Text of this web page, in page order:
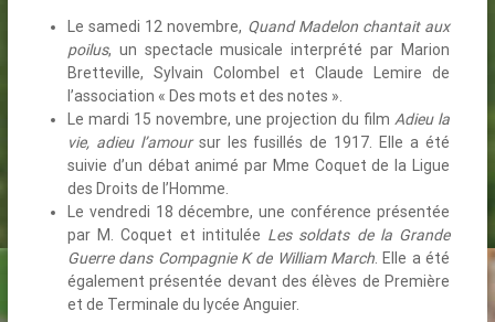
Le samedi 12 novembre, Quand Madelon chantait aux
poilus, un spectacle musicale interprété par Marion
Bretteville, Sylvain Colombel et Claude Lemire de
l’association « Des mots et des notes ».
Le mardi 15 novembre, une projection du film Adieu la
vie, adieu l’amoursur les fusillés de 1917. Elle a été
suivie d’un débat animé par Mme Coquet de la Ligue
des Droits de l’Homme.
Le vendredi 18 décembre, une conférence présentée
par M. Coquet et intitulée Les soldats de la Grande
Guerre dans Compagnie K de William March. Elle a été
également présentée devant des élèves de Première
et de Terminale du lycée Anguier.